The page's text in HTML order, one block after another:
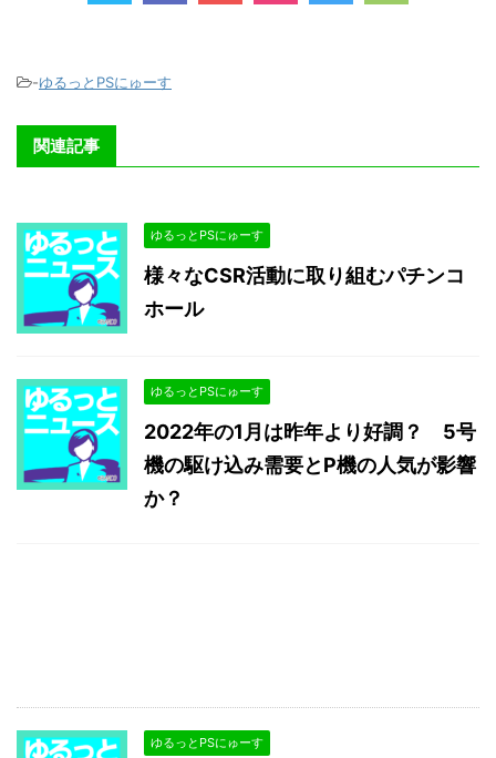
-ゆるっとPSにゅーす
関連記事
ゆるっとPSにゅーす
様々なCSR活動に取り組むパチンコ
ホール
ゆるっとPSにゅーす
2022年の1月は昨年より好調？ 5号
機の駆け込み需要とP機の人気が影響
か？
ゆるっとPSにゅーす